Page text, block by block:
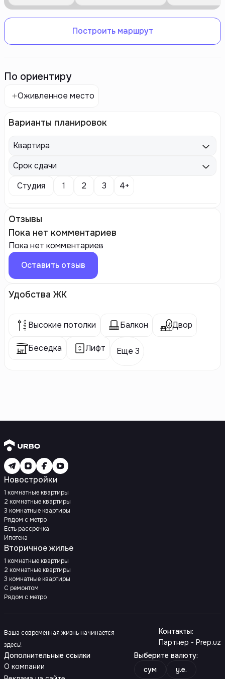
Построить маршрут
По ориентиру
Оживленное место
Варианты планировок
Квартира
Срок сдачи
Студия
1 2 3 4+
Отзывы
Пока нет комментариев
Пока нет комментариев
Оставить отзыв
Удобства ЖК
Высокие потолки Балкон Двор
Беседка Лифт Еще 3
Новостройки
1 комнатные квартиры
2 комнатные квартиры
3 комнатные квартиры
Рядом с метро
Есть рассрочка
Ипотека
Вторичное жилье
1 комнатные квартиры
2 комнатные квартиры
3 комнатные квартиры
С ремонтом
Рядом с метро
Ваша современная жизнь начинается
здесь!
Контакты:
Партнер - Prep.uz
Дополнительные ссылки
О компании
Выберите валюту:
сум
y.e.